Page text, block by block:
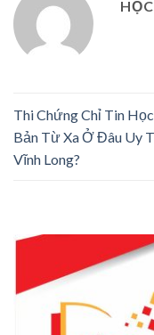
Thi Chứng Chỉ Tin
Bản Từ Xa Ở Đâu Uy
Vĩnh Long?